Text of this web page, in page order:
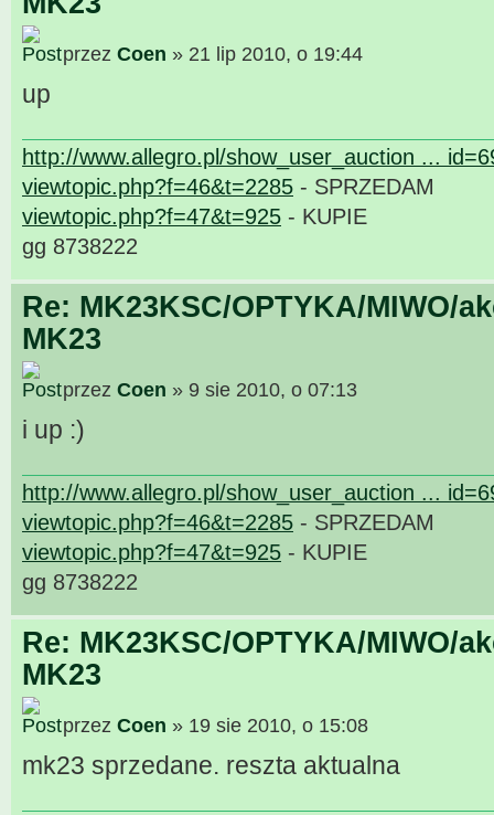
przez Coen » 21 lip 2010, o 19:44
up
http://www.allegro.pl/show_user_auction ...
viewtopic.php?f=46&t=2285 - SPRZEDAM
viewtopic.php?f=47&t=925 - KUPIE
gg 8738222
Re: MK23KSC/OPTYKA/MIWO/
MK23
przez Coen » 9 sie 2010, o 07:13
i up :)
http://www.allegro.pl/show_user_auction ...
viewtopic.php?f=46&t=2285 - SPRZEDAM
viewtopic.php?f=47&t=925 - KUPIE
gg 8738222
Re: MK23KSC/OPTYKA/MIWO/
MK23
przez Coen » 19 sie 2010, o 15:08
mk23 sprzedane. reszta aktualna